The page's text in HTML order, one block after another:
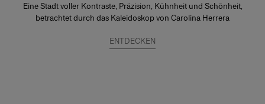
Eine Stadt voller Kontraste, Präzision, Kühnheit und Schönheit,
betrachtet durch das Kaleidoskop von Carolina Herrera
ENTDECKEN